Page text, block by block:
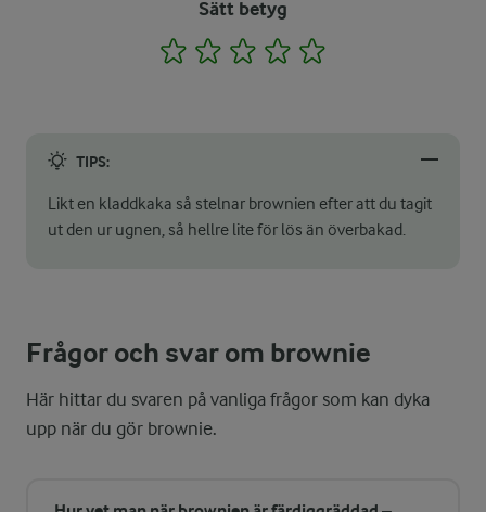
Sätt betyg
1 2 3 4
TIPS:
Likt en kladdkaka så stelnar brownien efter att du tagit
ut den ur ugnen, så hellre lite för lös än överbakad.
Frågor och svar om brownie
Här hittar du svaren på vanliga frågor som kan dyka
upp när du gör brownie.